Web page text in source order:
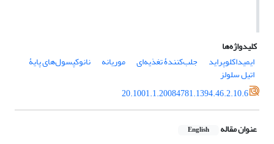
کلیدواژه‌ها
ایمیداکلوپراید
جلب‌کنندۀ تغذیه‌ای موریانه نانوکپسول‌های پایۀ
اتیل سلولز
20.1001.1.20084781.1394.46.2.10.6
عنوان مقاله English